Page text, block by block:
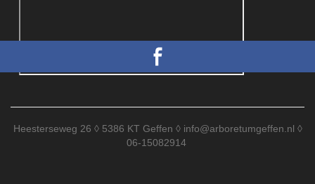
Heesterseweg 26 ◊ 5386 KT Geffen ◊ info@arboretumgeffen.nl ◊
06-15082914